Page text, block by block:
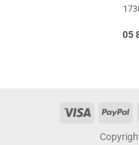
05
Visa